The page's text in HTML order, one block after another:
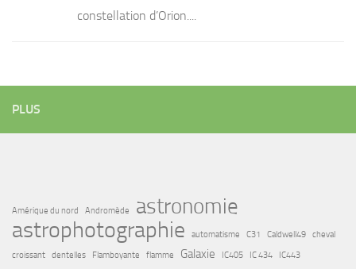
constellation d’Orion....
PLUS
Amérique du nord Andromède astronomie
astrophotographie automatisme C31 Caldwell49
cheval
croissant
dentelles Flamboyante flamme Galaxie IC405 IC 434 IC443